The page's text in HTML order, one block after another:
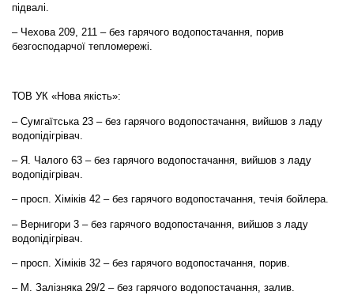
підвалі.
– Чехова 209, 211 – без гарячого водопостачання, порив
безгосподарчої тепломережі.
ТОВ УК «Нова якість»:
– Сумгаїтська 23 – без гарячого водопостачання, вийшов з ладу
водопідігрівач.
– Я. Чалого 63 – без гарячого водопостачання, вийшов з ладу
водопідігрівач.
– просп. Хіміків 42 – без гарячого водопостачання, течія бойлера.
– Вернигори 3 – без гарячого водопостачання, вийшов з ладу
водопідігрівач.
– просп. Хіміків 32 – без гарячого водопостачання, порив.
– М. Залізняка 29/2 – без гарячого водопостачання, залив.